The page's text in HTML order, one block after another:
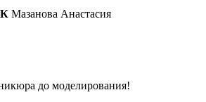
Мазанова Анастасия
до моделирования!